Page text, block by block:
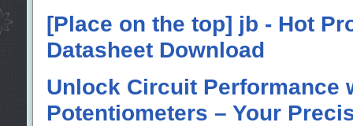
[Place on the top] jb - Hot
Datasheet Download
Unlock Circuit Performance
Potentiometers – Your